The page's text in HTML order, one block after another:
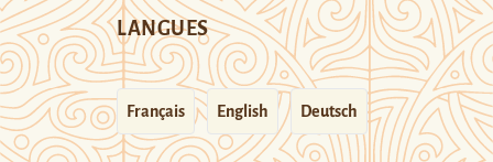
LANGUES
Français English Deutsch